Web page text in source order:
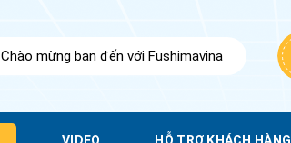
Chào mừng bạn đến với Fushimavina
VIDEO HỖ TRỢ KHÁCH HÀNG